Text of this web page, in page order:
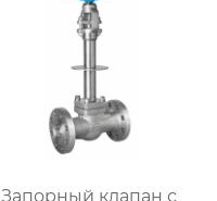
Запорный клапан с